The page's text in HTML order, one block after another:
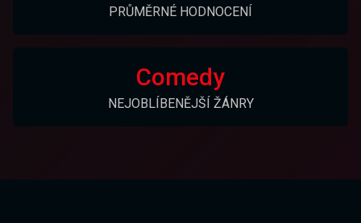
PRŮMĚRNÉ HODNOCENÍ
Comedy
NEJOBLÍBENĚJŠÍ ŽÁNRY